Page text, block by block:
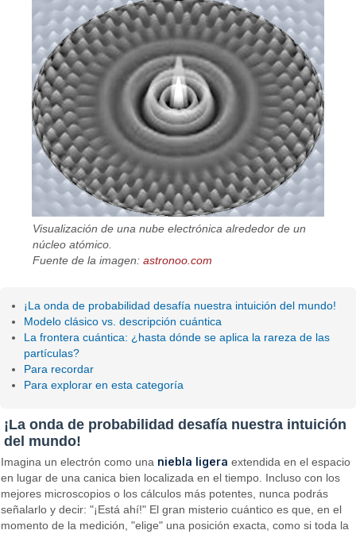
Visualización de una nube electrónica alrededor de un
núcleo atómico.
Fuente de la imagen:astronoo.com
¡La onda de probabilidad desafía nuestra intuición del mundo!
Modelo clásico vs. descripción cuántica
La frontera cuántica: ¿hasta dónde se aplica la rareza de las
partículas?
Para recordar
Para explorar en esta categoría
¡La onda de probabilidad desafía nuestra intuición
del mundo!
Imagina un electrón como una niebla ligera extendida en el espacio
en lugar de una canica bien localizada en el tiempo. Incluso con los
mejores microscopios o los cálculos más potentes, nunca podrás
señalarlo y decir: "¡Está ahí!" El gran misterio cuántico es que, en el
momento de la medición, "elige" una posición exacta, como si toda la